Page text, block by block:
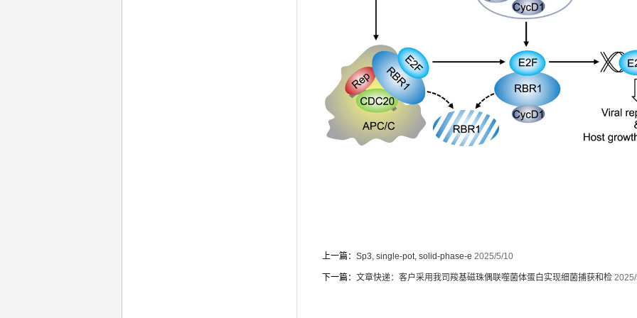
上一篇： Sp3, single-pot, solid-phase-e 2025/5/10
下一篇： 文章快递：客户采用我司羧基磁珠偶联噬菌体蛋白实现细菌捕获和检